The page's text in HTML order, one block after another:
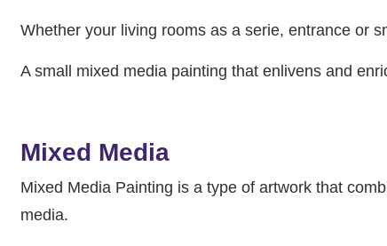
Whether your living rooms as a serie, entrance or
A small mixed media painting that enlivens and
Mixed Media
Mixed Media Painting is a type of artwork that
media.